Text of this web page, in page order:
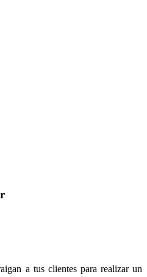
a tus clientes para realizar un